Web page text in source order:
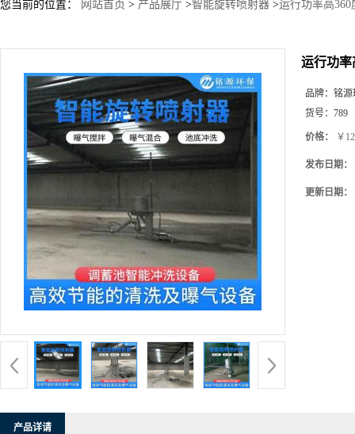
您当前的位置： 网站首页 > 产品展厅 >智能旋转喷射器 >运行功率高
运行功率
品牌： 铭源
货号： 789
价格： ￥
发布日期：
更新日期：
产品详请